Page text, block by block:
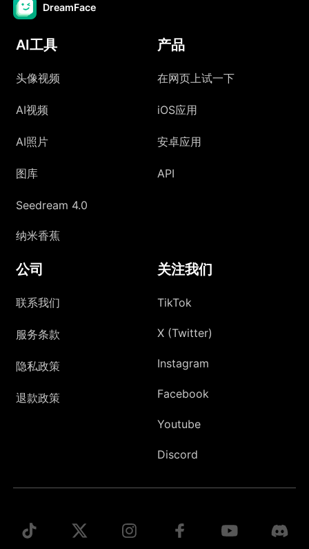
DreamFace
AI工具
头像视频
AI视频
AI照片
图库
Seedream 4.0
纳米香蕉
产品
在网页上试一下
iOS应用
安卓应用
API
公司
联系我们
服务条款
隐私政策
退款政策
关注我们
TikTok
X (Twitter)
Instagram
Facebook
Youtube
Discord